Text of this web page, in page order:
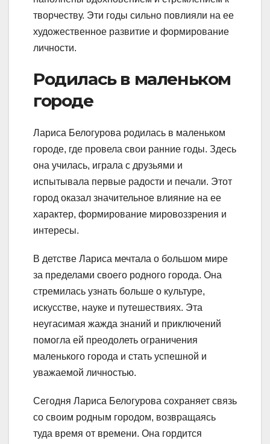
творчеству. Эти годы сильно повлияли на ее
художественное развитие и формирование
личности.
Родилась в маленьком
городе
Лариса Белогурова родилась в маленьком
городе, где провела свои ранние годы. Здесь
она училась, играла с друзьями и
испытывала первые радости и печали. Этот
город оказал значительное влияние на ее
характер, формирование мировоззрения и
интересы.
В детстве Лариса мечтала о большом мире
за пределами своего родного города. Она
стремилась узнать больше о культуре,
искусстве, науке и путешествиях. Эта
неугасимая жажда знаний и приключений
помогла ей преодолеть ограничения
маленького города и стать успешной и
уважаемой личностью.
Сегодня Лариса Белогурова сохраняет связь
со своим родным городом, возвращаясь
туда время от времени. Она гордится